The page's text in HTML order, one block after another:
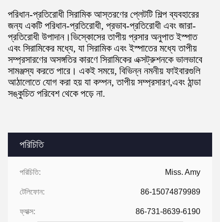
পরিচিতি
পরিচিতি: Miss. Amy
টেলিফোন: 86-15074879989
ফ্যাক্স: 86-731-8639-6190
পরিধান-প্রতিরোধী সিরামিক আস্তরণের প্লেটটি শিল্প ব্যবহারের
জন্য একটি পরিধান-প্রতিরোধী, প্রভাব-প্রতিরোধী এবং জারা-
প্রতিরোধী উপাদান।ভিস্কোসের তাপীয় প্রসার অনুপাত ইস্পাত
এবং সিরামিকের মধ্যে, যা সিরামিক এবং ইস্পাতের মধ্যে তাপীয়
সম্প্রসারণের অসঙ্গতির কারণে সিরামিকের এক্সট্রুশনকে ভালভাবে
সামঞ্জস্য করতে পারে। একই সময়ে, বিভিন্ন নমনীয় ফাইবারগুলি
আঠালোতে যোগ করা হয় যা কম্পন, তাপীয় সম্প্রসারণ,এবং ঠান্ডা
সঙ্কুচিত পরিবেশ থেকে পড়ে না.